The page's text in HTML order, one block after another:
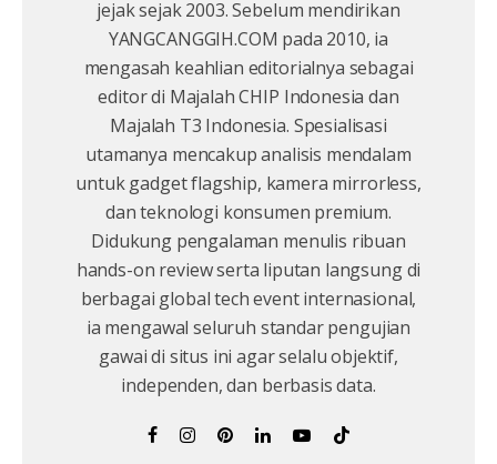
jejak sejak 2003. Sebelum mendirikan
YANGCANGGIH.COM pada 2010, ia
mengasah keahlian editorialnya sebagai
editor di Majalah CHIP Indonesia dan
Majalah T3 Indonesia. Spesialisasi
utamanya mencakup analisis mendalam
untuk gadget flagship, kamera mirrorless,
dan teknologi konsumen premium.
Didukung pengalaman menulis ribuan
hands-on review serta liputan langsung di
berbagai global tech event internasional,
ia mengawal seluruh standar pengujian
gawai di situs ini agar selalu objektif,
independen, dan berbasis data.